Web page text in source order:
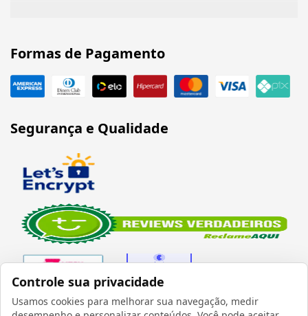
Controle sua privacidade
Usamos cookies para melhorar sua navegação, medir
Formas de Pagamento
Segurança e Qualidade